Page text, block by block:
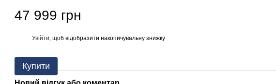
47 999 грн
Увійти , щоб відобразити накопичувальну знижку
Купити